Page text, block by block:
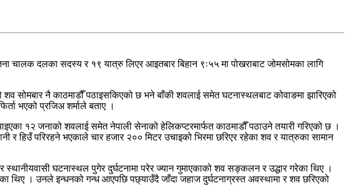
चालक दलका सदस्य र १९ यात्रु लिएर आइतबार बिहान ९ः५५ मा पोखराबाट जोमसोमका लागि
सोमबार नै काठमाडौँ पठाइसकिएको छ भने बाँकी शवलाई समेत घटनास्थलबाट कोवाङमा झारिएको
भएको प्रजिअ शर्माले बताए ।
१२ जनाको शवलाई समेत नेपाली सेनाको हेलिकप्टरमार्फत काठमाडौँ पठाउने तयारी गरिएको छ ।
र हिउँ परिरहने भएकाले चार हजार २०० मिटर उचाइको भिरमा छरिएर रहेका शव र यात्रुका सामान
घटनास्थल पुगेर दुर्घटनामा परेर ज्यान गुमाएकाको शव सङ्कलन र उद्धार गरेका थिए ।
थिए । उनले इन्धनको गन्ध आएपछि पछ्याउँदै जाँदा जहाज दुर्घटनाग्रस्त अवस्थामा र शव छरिएको